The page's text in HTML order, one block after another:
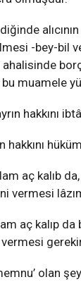
-bey-bil
muamele
hakkını
hakkını
aç kalıb
vermesi
aç kalıp
olan